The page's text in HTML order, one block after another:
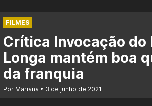
FILMES
Crítica Invocação do
Longa mantém boa
da franquia
Por Mariana 3 de junho de 2021